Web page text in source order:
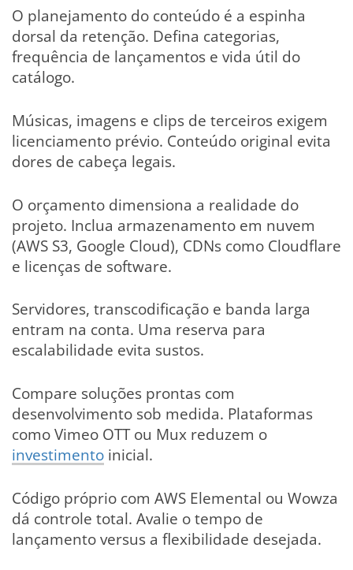
O planejamento do conteúdo é a espinha
dorsal da retenção. Defina categorias,
frequência de lançamentos e vida útil do
catálogo.
Músicas, imagens e clips de terceiros exigem
licenciamento prévio. Conteúdo original evita
dores de cabeça legais.
O orçamento dimensiona a realidade do
projeto. Inclua armazenamento em nuvem
(AWS S3, Google Cloud), CDNs como Cloudflare
e licenças de software.
Servidores, transcodificação e banda larga
entram na conta. Uma reserva para
escalabilidade evita sustos.
Compare soluções prontas com
desenvolvimento sob medida. Plataformas
como Vimeo OTT ou Mux reduzem o
investimento inicial.
Código próprio com AWS Elemental ou Wowza
dá controle total. Avalie o tempo de
lançamento versus a flexibilidade desejada.